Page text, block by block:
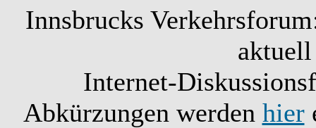
Innsbrucks
Internet-
Abkürzungen werden hier